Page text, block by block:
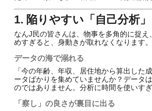
1. 陥りやすい「自己分析
なんJ民の皆さんは、物事を多角的に捉
めすぎると、身動きが取れなくなります。
データの海で溺れる
「今の年齢、年収、居住地から算出し
ータばかりを集めていませんか？データ
のではありません。分析に時間を使いす
「察し」の良さが裏目に出る